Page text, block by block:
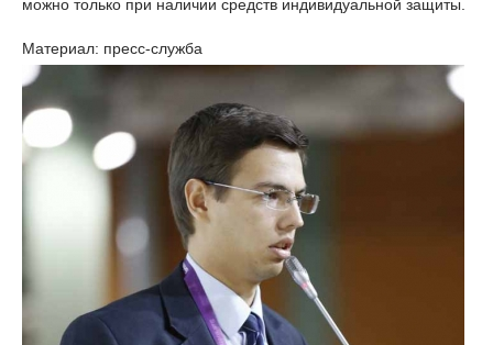
можно только при наличии средств индивидуальной защиты.
Материал: пресс-служба